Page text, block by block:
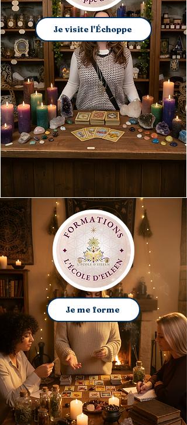
Je visite l'Échoppe
Je me forme